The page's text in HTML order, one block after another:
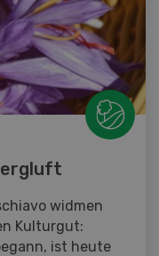
widmen
Kulturgut:
ist heute